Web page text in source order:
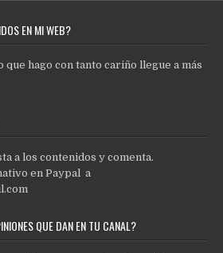
EN MI WEB?
que hago con tanto cariño llegue a más
a los contenidos y comenta.
en Paypal a
QUE DAN EN TU CANAL?